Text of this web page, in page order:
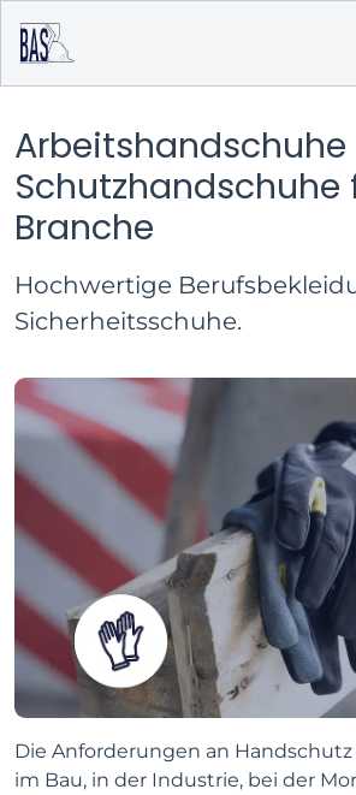
Startseite
Arbeitshandschuhe
Arbeitshandschuhe
Schutzhandschuhe
Branche
Hochwertige
Sicherheitsschuhe.
Die Anforderungen an
im Bau, in der Industrie, bei der